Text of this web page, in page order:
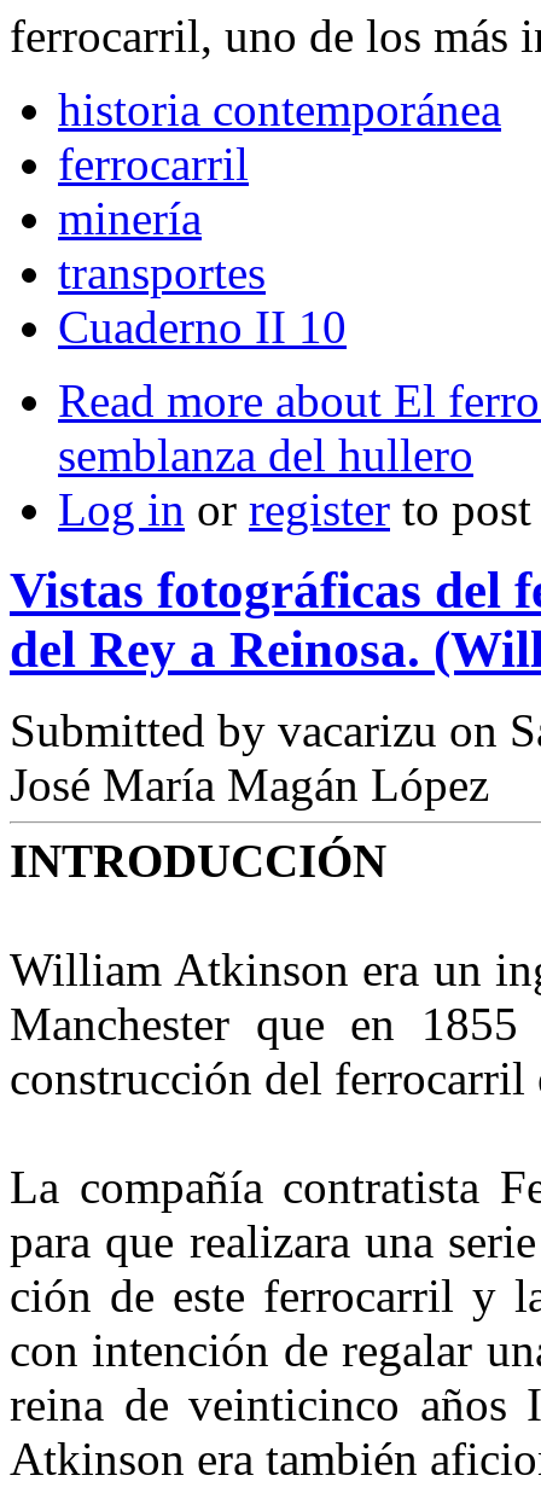
ferrocarril, uno de los más
historia contemporánea
ferrocarril
minería
transportes
Cuaderno II 10
Read more about El
semblanza del hullero
Log in or register to
Vistas fotográficas
del Rey a Reinosa.
Submitted by vacarizu on
José María Magán López
INTRODUCCIÓN
William Atkinson era un
Manchester que en
construcción del
La compañía contratista
para que realizara una
ción de este ferrocarril y
con intención de regalar
reina de veinticinco
Atkinson era también